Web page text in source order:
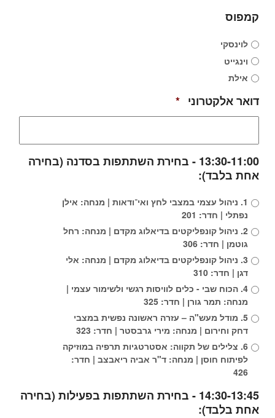
קמפוס
לוינסקי
וינגייט
אילת
דואר אלקטרוני *
Required
13:30-11:00 - בחירת השתתפות בסדנה (בחירה
אחת בלבד):
1. ניהול עצמי במצבי לחץ ואי־ודאות | מנחה: אילן
נפתלי | חדר: 201
2. ניהול קונפליקטים בדיאלוג מקדם | מנחה: רחל
גוטמן | חדר: 306
3. ניהול קונפליקטים בדיאלוג מקדם | מנחה: אלי
דגן | חדר: 310
4. הכוח שבי - כלים לוויסות רגשי ולשימור עצמי |
מנחה: תמר גורן | חדר: 325
5. מודל מעש"ה – עזרה ראשונה נפשית במצבי
דחק וחירום | מנחה: מירי גרבסטר | חדר: 323
6. צלילים של תקווה: אסטרטגיות תרפיה במוזיקה
לפיתוח חוסן | מנחה: ד"ר אביה ריאבצב | חדר:
426
14:30-13:45 - בחירת השתתפות בפעילות (בחירה
אחת בלבד):